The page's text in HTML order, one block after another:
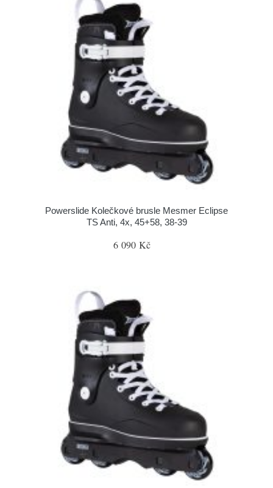
Powerslide Kolečkové brusle Mesmer Eclipse
TS Anti, 4x, 45+58, 38-39
6 090 Kč